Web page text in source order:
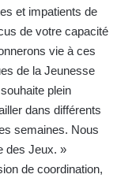
et impatients de
de votre capacité
vie à ces
de la Jeunesse
plein
dans différents
semaines. Nous
des Jeux. »
de coordination,